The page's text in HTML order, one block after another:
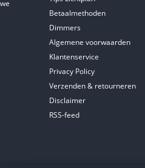
Betaalmethoden
Dimmers
Algemene voorwaarden
Klantenservice
Privacy Policy
Verzenden & retourneren
Disclaimer
RSS-feed